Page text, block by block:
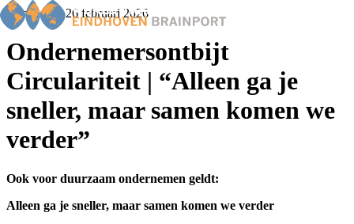
Home
Nieuws
Events
Members
Familiebedrijven
Over ons
Donderdag 26 februari 2026
Ondernemersontbijt
Circulariteit | “Alleen ga je
sneller, maar samen komen we
verder”
Ook voor duurzaam ondernemen geldt:
Alleen ga je sneller, maar samen komen we verder